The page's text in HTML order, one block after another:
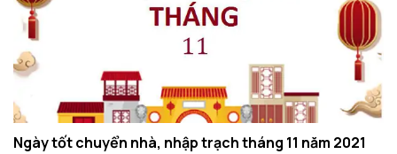
Ngày tốt chuyển nhà, nhập trạch tháng 11 năm 2021